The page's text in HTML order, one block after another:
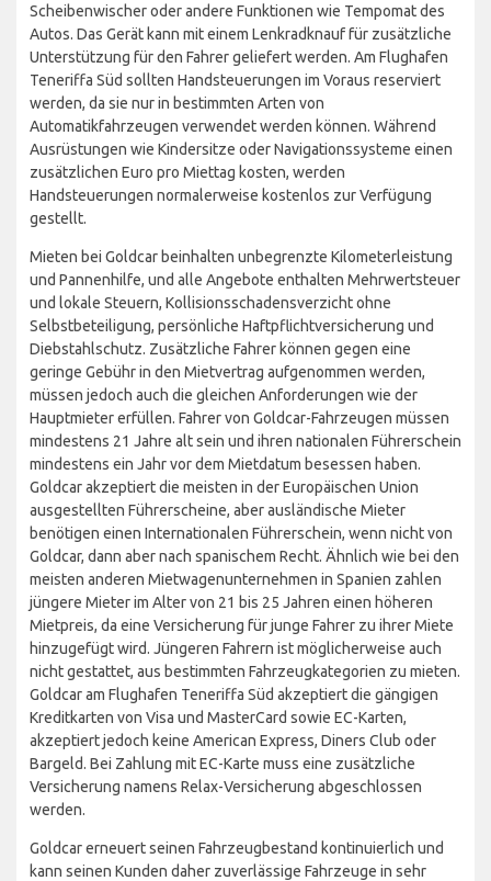
Scheibenwischer oder andere Funktionen wie Tempomat des
Autos. Das Gerät kann mit einem Lenkradknauf für zusätzliche
Unterstützung für den Fahrer geliefert werden. Am Flughafen
Teneriffa Süd sollten Handsteuerungen im Voraus reserviert
werden, da sie nur in bestimmten Arten von
Automatikfahrzeugen verwendet werden können. Während
Ausrüstungen wie Kindersitze oder Navigationssysteme einen
zusätzlichen Euro pro Miettag kosten, werden
Handsteuerungen normalerweise kostenlos zur Verfügung
gestellt.
Mieten bei Goldcar beinhalten unbegrenzte Kilometerleistung
und Pannenhilfe, und alle Angebote enthalten Mehrwertsteuer
und lokale Steuern, Kollisionsschadensverzicht ohne
Selbstbeteiligung, persönliche Haftpflichtversicherung und
Diebstahlschutz. Zusätzliche Fahrer können gegen eine
geringe Gebühr in den Mietvertrag aufgenommen werden,
müssen jedoch auch die gleichen Anforderungen wie der
Hauptmieter erfüllen. Fahrer von Goldcar-Fahrzeugen müssen
mindestens 21 Jahre alt sein und ihren nationalen Führerschein
mindestens ein Jahr vor dem Mietdatum besessen haben.
Goldcar akzeptiert die meisten in der Europäischen Union
ausgestellten Führerscheine, aber ausländische Mieter
benötigen einen Internationalen Führerschein, wenn nicht von
Goldcar, dann aber nach spanischem Recht. Ähnlich wie bei den
meisten anderen Mietwagenunternehmen in Spanien zahlen
jüngere Mieter im Alter von 21 bis 25 Jahren einen höheren
Mietpreis, da eine Versicherung für junge Fahrer zu ihrer Miete
hinzugefügt wird. Jüngeren Fahrern ist möglicherweise auch
nicht gestattet, aus bestimmten Fahrzeugkategorien zu mieten.
Goldcar am Flughafen Teneriffa Süd akzeptiert die gängigen
Kreditkarten von Visa und MasterCard sowie EC-Karten,
akzeptiert jedoch keine American Express, Diners Club oder
Bargeld. Bei Zahlung mit EC-Karte muss eine zusätzliche
Versicherung namens Relax-Versicherung abgeschlossen
werden.
Goldcar erneuert seinen Fahrzeugbestand kontinuierlich und
kann seinen Kunden daher zuverlässige Fahrzeuge in sehr